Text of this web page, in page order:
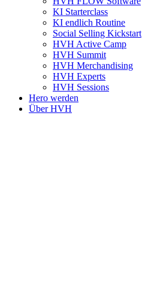
KI Starterclass
KI endlich Routine
Social Selling Kickstart
HVH Active Camp
HVH Summit
HVH Merchandising
HVH Experts
HVH Sessions
Hero werden
Über HVH